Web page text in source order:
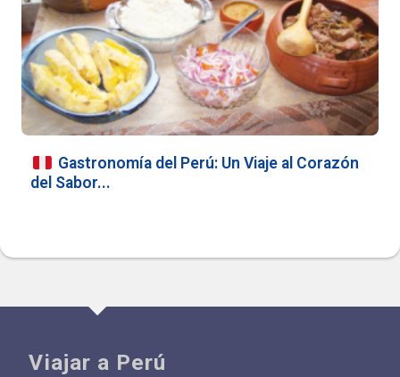
Gastronomía del Perú: Un Viaje al Corazón
del Sabor...
Viajar a Perú